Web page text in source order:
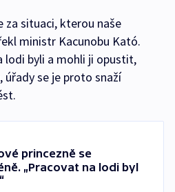
za situaci, kterou naše
ministr Kacunobu Kató.
lodi byli a mohli ji opustit,
úřady se je proto snaží
princezně se
„Pracovat na lodi byl